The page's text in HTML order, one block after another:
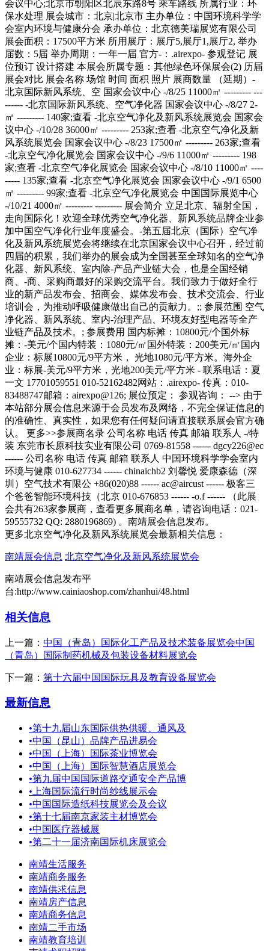
更多北京空气净化及新风系统展览会最新相关信息：
南靖展会信息 北京空气净化及新风系统展览会
南靖展会信息发布平
台:http://www.cainiaoshop.com/zhanhui/48.html
相关信息
上一篇： 中国（青岛）国际化工产品及技术装备展览会中国
（青岛）国际制药机械及包装设备材料展览会
下一篇： 第十六届中国国际玩具及教育设备展览会
最新信息
•第十九届山东国际供热供暖、通风及
•中国（昆山）品牌产品进易会
•中国（上海）国际茶业博览会
•中国（上海）国际智慧酒店展览会
•第九届中国国际道路交通安全产品博
• 上海国际流行时尚纱线展示会
•中国国际造纸科技展览会及会议
•第十七届南京家装主材博览会
•中国医疗器械展
•第二十一届济南国际机床展览会
南靖生活服务
南靖商务服务
南靖供求信息
南靖房产信息
南靖商务信息
南靖二手市场
南靖教育培训